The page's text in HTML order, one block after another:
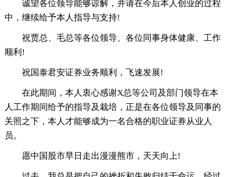
诚望各位领导能够谅解，并请在今后本人创业的过程
中，继续给予本人指导与支持!
祝贾总、毛总等各位领导、各位同事身体健康、工作
顺利!
祝国泰君安证券业务顺利，飞速发展!
在此期间，本人衷心感谢X总等公司及部门领导在本
人工作期间给予的指导及栽培，正是在各位领导及同事的
关照之下，本人才能够成为一名合格的职业证券从业人
员。
愿中国股市早日走出漫漫熊市，天天向上!